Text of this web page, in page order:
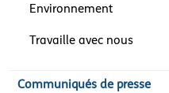
Environnement
Travaille avec nous
Communiqués de presse